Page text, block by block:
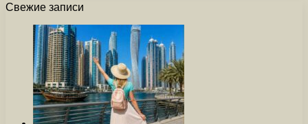
Свежие записи